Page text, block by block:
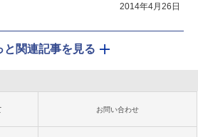
2014年4月26日
と関連記事を見る
お問い合わせ